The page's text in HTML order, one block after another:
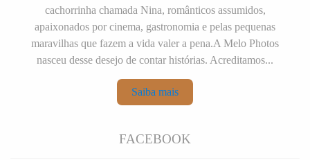
cachorrinha chamada Nina, românticos assumidos,
apaixonados por cinema, gastronomia e pelas pequenas
maravilhas que fazem a vida valer a pena.A Melo Photos
nasceu desse desejo de contar histórias. Acreditamos...
Saiba mais
FACEBOOK